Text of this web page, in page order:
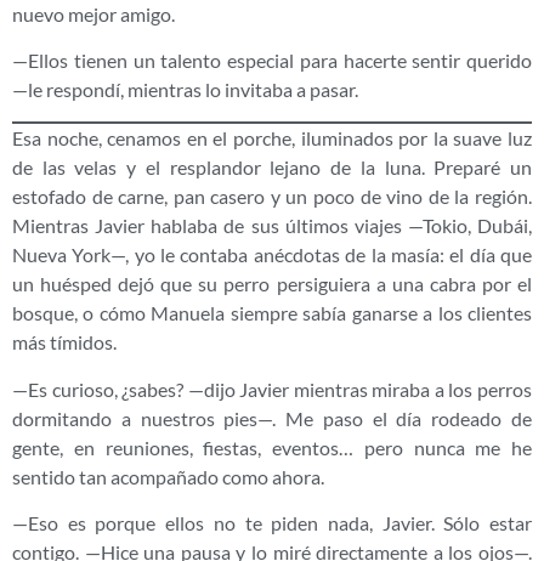
nuevo mejor amigo.
—Ellos tienen un talento especial para hacerte sentir querido
—le respondí, mientras lo invitaba a pasar.
Esa noche, cenamos en el porche, iluminados por la suave luz
de las velas y el resplandor lejano de la luna. Preparé un
estofado de carne, pan casero y un poco de vino de la región.
Mientras Javier hablaba de sus últimos viajes —Tokio, Dubái,
Nueva York—, yo le contaba anécdotas de la masía: el día que
un huésped dejó que su perro persiguiera a una cabra por el
bosque, o cómo Manuela siempre sabía ganarse a los clientes
más tímidos.
—Es curioso, ¿sabes? —dijo Javier mientras miraba a los perros
dormitando a nuestros pies—. Me paso el día rodeado de
gente, en reuniones, fiestas, eventos… pero nunca me he
sentido tan acompañado como ahora.
—Eso es porque ellos no te piden nada, Javier. Sólo estar
contigo. —Hice una pausa y lo miré directamente a los ojos—.